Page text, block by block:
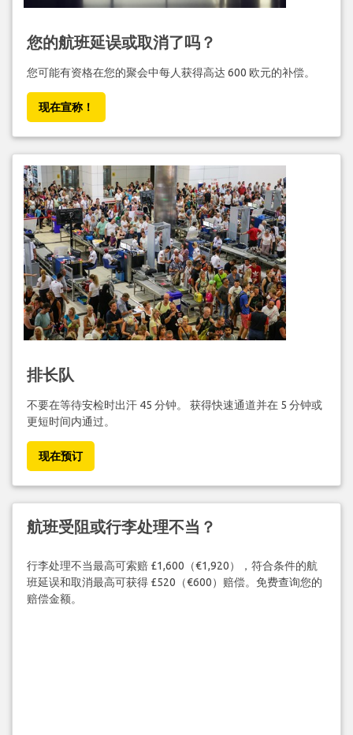
您的航班延误或取消了吗？
您可能有资格在您的聚会中每人获得高达 600 欧元的补偿。
现在宣称！
排长队
不要在等待安检时出汗 45 分钟。 获得快速通道并在 5 分钟或
更短时间内通过。
现在预订
航班受阻或行李处理不当？
行李处理不当最高可索赔 £1,600（€1,920），符合条件的航
班延误和取消最高可获得 £520（€600）赔偿。免费查询您的
赔偿金额。